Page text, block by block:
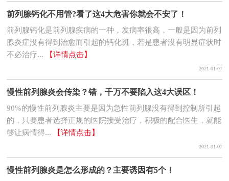
前列腺钙化不用管?看了这4大危害你就会不安了！
前列腺钙化是前列腺疾病的一种，发病率很高，一般是因为前列
腺炎症没有得到治愈而引起的钙化斑，若是患者没有明显症状时
不必治疗...
【详情点击】
2021-01-07
慢性前列腺炎会传染？错，千万不要陷入这4大误区！
90%的慢性前列腺炎主要是因为急性前列腺没有得到控制所引起
的，只要患者选择正规的医院接受治疗，积极的配合医生，就能
够让病情得...
【详情点击】
2021-01-07
慢性前列腺炎是怎么形成的？主要诱因有5个！